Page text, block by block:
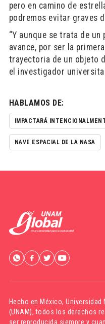
pero en camino de
podremos evitar graves
“Y aunque se trata de
avance, por ser la
trayectoria de un objeto
el investigador
HABLAMOS DE:
IMPACTARÁ
NAVE ESPACIAL DE LA NASA
Hecho en México,Universidad
(UNAM), todos los derechos
ser reproducida siempre y